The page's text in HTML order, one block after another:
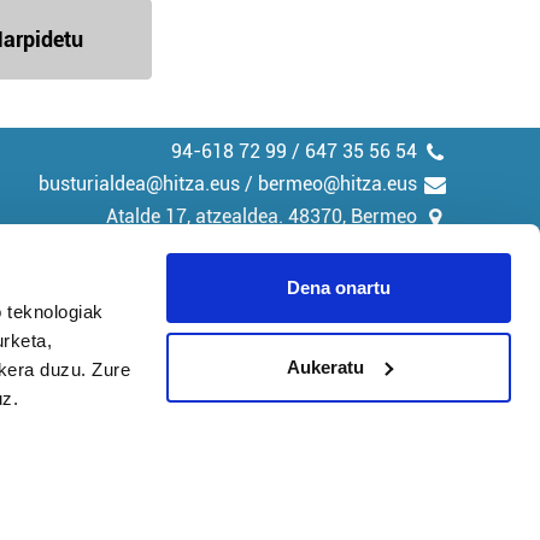
duzu. Zure
Dena onartu
Aukeratu
94-618 72 99 / 647 35 56 54
busturialdea@hitza.eus / bermeo@hitza.eus
Atalde 17, atzealdea. 48370, Bermeo
Cookieak